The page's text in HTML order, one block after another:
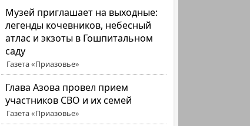
Музей приглашает на выходные:
легенды кочевников, небесный
атлас и экзоты в Гошпитальном
саду
Газета «Приазовье»
Глава Азова провел прием
участников СВО и их семей
Газета «Приазовье»